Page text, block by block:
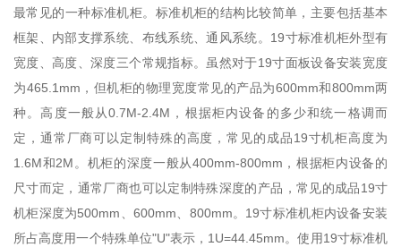
最常见的一种标准机柜。标准机柜的结构比较简单，主要包括基本
框架、内部支撑系统、布线系统、通风系统。19寸标准机柜外型有
宽度、高度、深度三个常规指标。虽然对于19寸面板设备安装宽度
为465.1mm，但机柜的物理宽度常见的产品为600mm和800mm两
种。高度一般从0.7M-2.4M，根据柜内设备的多少和统一格调而
定，通常厂商可以定制特殊的高度，常见的成品19寸机柜高度为
1.6M和2M。机柜的深度一般从400mm-800mm，根据柜内设备的
尺寸而定，通常厂商也可以定制特殊深度的产品，常见的成品19寸
机柜深度为500mm、600mm、800mm。19寸标准机柜内设备安装
所占高度用一个特殊单位"U"表示，1U=44.45mm。使用19寸标准机